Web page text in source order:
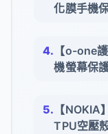
化膜手機
【o-one
機螢幕保
【
TPU空壓